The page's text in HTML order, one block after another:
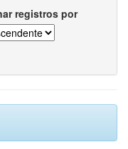
registros por